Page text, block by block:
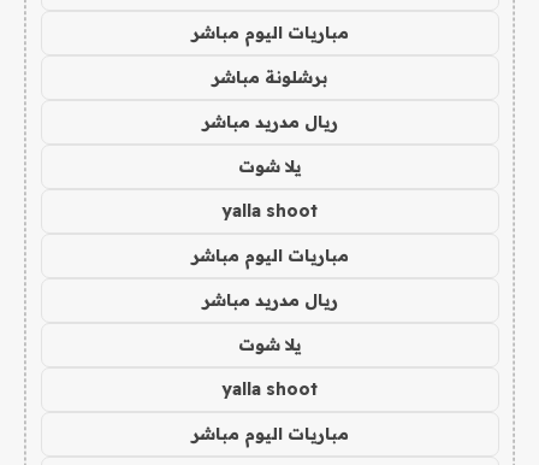
مباريات اليوم مباشر
برشلونة مباشر
ريال مدريد مباشر
يلا شوت
yalla shoot
مباريات اليوم مباشر
ريال مدريد مباشر
يلا شوت
yalla shoot
مباريات اليوم مباشر